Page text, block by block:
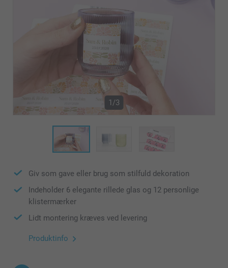
1/3
Giv som gave eller brug som stilfuld dekoration
Indeholder 6 elegante rillede glas og 12 personlige
klistermærker
Lidt montering kræves ved levering
Produktinfo